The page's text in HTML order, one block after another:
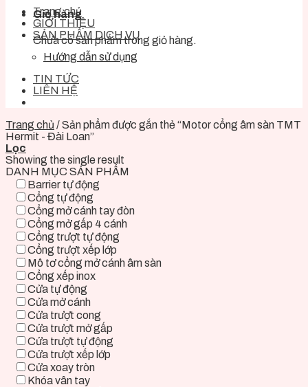
Giỏ hàng
Chưa có sản phẩm trong giỏ hàng.
Trang chủ
GIỚI THIỆU
SẢN PHẨM DỊCH VỤ
Hướng dẫn sử dụng
TIN TỨC
LIÊN HỆ
Trang chủ /Sản phẩm được gắn thẻ “Motor cổng âm sàn TMT
Hermit - Đài Loan”
Lọc
Showing the single result
DANH MỤC SẢN PHẨM
Barrier tự động
Cổng tự động
Cổng mở cánh tay đòn
Cổng mở gấp 4 cánh
Cổng trượt tự động
Cổng trượt xếp lớp
Mô tơ cổng mở cánh âm sàn
Cổng xếp inox
Cửa tự động
Cửa mở cánh
Cửa trượt cong
Cửa trượt mở gấp
Cửa trượt tự động
Cửa trượt xếp lớp
Cửa xoay tròn
Khóa vân tay